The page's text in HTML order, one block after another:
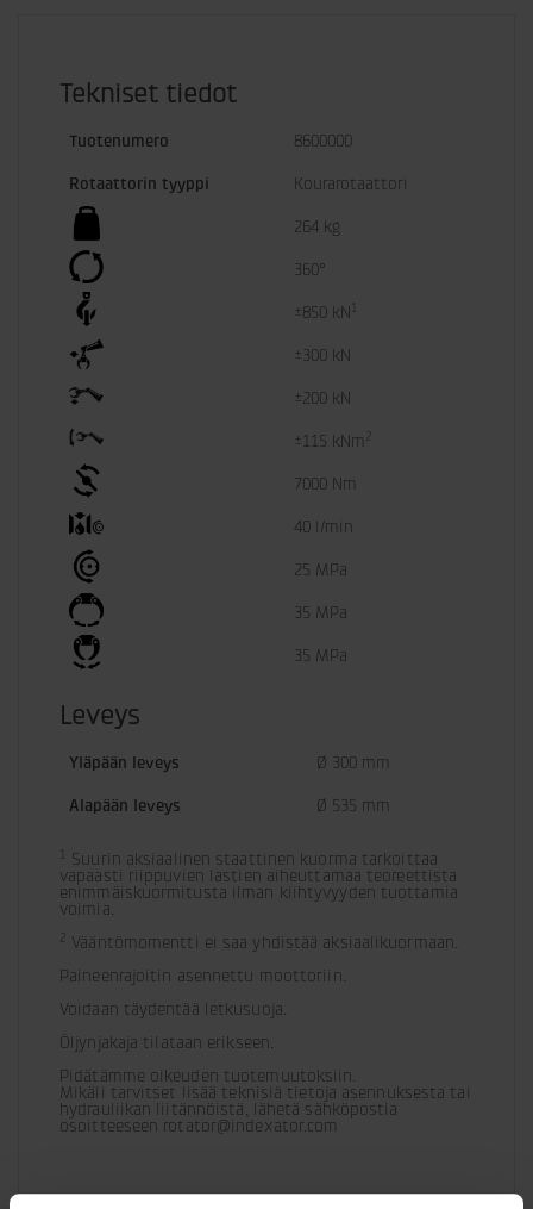
Tekniset tiedot
Tuotenumero 8600000
Rotaattorin tyyppi Kourarotaattori
264 kg
360°
±850 kN 1
±300 kN
±200 kN
±115 kNm 2
7000 Nm
40 l/min
25 MPa
35 MPa
35 MPa
Leveys
Yläpään leveys Ø 300 mm
Alapään leveys Ø 535 mm
1 Suurin aksiaalinen staattinen kuorma tarkoittaa
vapaasti riippuvien lastien aiheuttamaa teoreettista
enimmäiskuormitusta ilman kiihtyvyyden tuottamia
voimia.
2 Vääntömomentti ei saa yhdistää aksiaalikuormaan.
Paineenrajoitin asennettu moottoriin.
Voidaan täydentää letkusuoja.
Öljynjakaja tilataan erikseen.
Pidätämme oikeuden tuotemuutoksiin.
Mikäli tarvitset lisää teknisiä tietoja asennuksesta tai
hydrauliikan liitännöistä, lähetä sähköpostia
osoitteeseen rotator@indexator.com